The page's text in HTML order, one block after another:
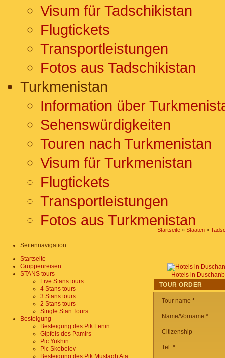
Visum für Tadschikistan
Flugtickets
Transportleistungen
Fotos aus Tadschikistan
Turkmenistan
Information über
Sehenswürdigkeiten
Touren nach Turkmenistan
Visum für Turkmenistan
Flugtickets
Transportleistungen
Fotos aus Turkmenistan
Startseite » Staaten »
Hotels in
TOUR ORDER
Tour name *
Name/Vorname *
Citizenship
Tel. *
Seitennavigation
Startseite
Gruppenreisen
STANS tours
Five Stans tours
4 Stans tours
3 Stans tours
2 Stans tours
Single Stan Tours
Besteigung
Besteigung des Pik Lenin
Gipfels des Pamirs
Pic Yukhin
Pic Skobelev
Besteigung des Pik Mustagh Ata